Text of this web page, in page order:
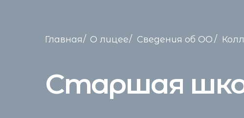
Главная О лицее Сведения об ОО
/ /
Старшая
/